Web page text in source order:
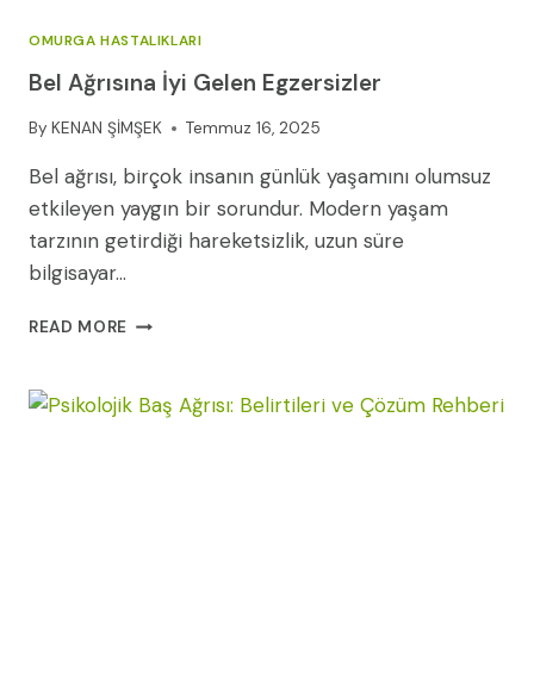
OMURGA HASTALIKLARI
Bel Ağrısına İyi Gelen Egzersizler
By KENAN ŞİMŞEK Temmuz 16, 2025
Bel ağrısı, birçok insanın günlük yaşamını olumsuz
etkileyen yaygın bir sorundur. Modern yaşam
tarzının getirdiği hareketsizlik, uzun süre
bilgisayar…
READ MORE BEL
GELEN
EGZERSIZLER